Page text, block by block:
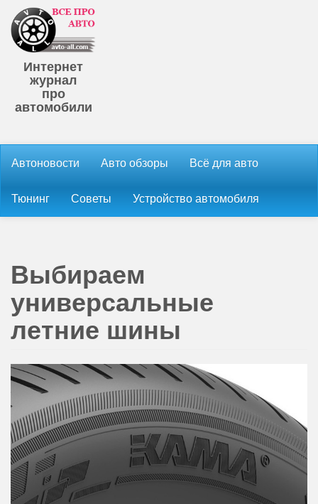
Интернет
журнал
про
автомобили
Автоновости Авто обзоры Всё для авто
Тюнинг Советы Устройство автомобиля
Выбираем
универсальные
летние шины